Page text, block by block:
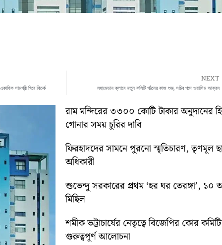
সামগ্রী ঘিরে বিতর্ক
NEXT
মহামেডান ক্লাবে নতুন কমিটি গঠনের কাজ শুরু, সচিব পদে ওয়াসিম আক্রম
রাম মন্দিরের ৩৩০০ কোটি টাকার অনুদানের
গোনার সময় চুরির দাবি
ফিরহাদদের সামনে পুরনো স্মৃতিচারণ, তৃণমূল
অধিকারী
শুভেন্দু সরকারের প্রথম ‘হর ঘর তেরঙ্গা’,
মিছিল
শমীক ভট্টাচার্যের নেতৃত্বে বিজেপির কোর
গুরুত্বপূর্ণ আলোচনা